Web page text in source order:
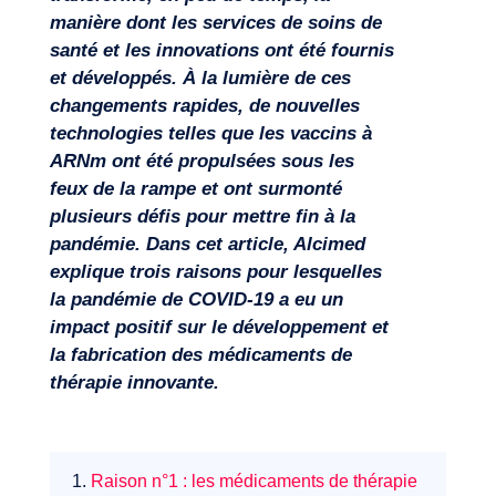
manière dont les services de soins de
santé et les innovations ont été fournis
et développés. À la lumière de ces
changements rapides, de nouvelles
technologies telles que les vaccins à
ARNm ont été propulsées sous les
feux de la rampe et ont surmonté
plusieurs défis pour mettre fin à la
pandémie. Dans cet article, Alcimed
explique trois raisons pour lesquelles
la pandémie de COVID-19 a eu un
impact positif sur le développement et
la fabrication des médicaments de
thérapie innovante.
1. Raison n°1 : les médicaments de thérapie